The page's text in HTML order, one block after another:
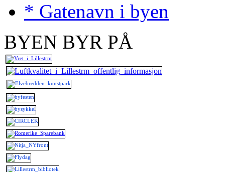
* Gatenavn i byen
BYEN BYR PÅ